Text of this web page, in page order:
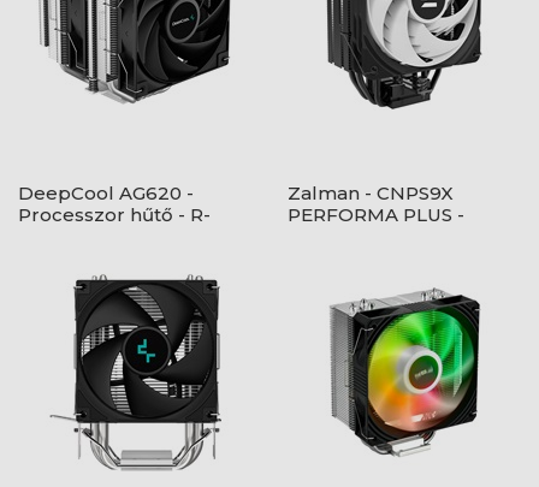
DeepCool AG620 -
Processzor hűtő - R-
Zalman - CNPS9X
PERFORMA PLUS -